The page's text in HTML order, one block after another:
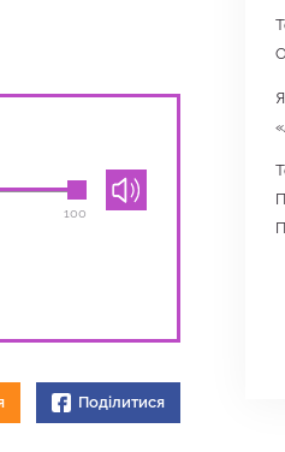
100
Поділитися